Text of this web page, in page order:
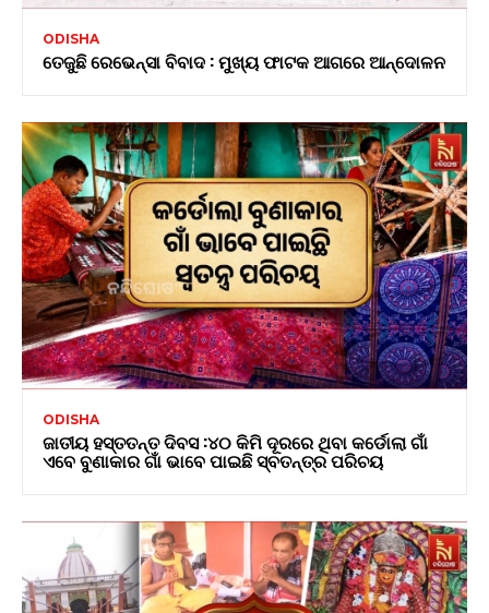
ODISHA
ତେଜୁଛି ରେଭେନ୍ସା ବିବାଦ : ମୁଖ୍ୟ ଫାଟକ ଆଗରେ ଆନ୍ଦୋଳନ
ODISHA
ଜାତୀୟ ହସ୍ତତନ୍ତ ଦିବସ :୪୦ କିମି ଦୂରରେ ଥିବା କର୍ଡୋଲା ଗାଁ
ଏବେ ବୁଣାକାର ଗାଁ ଭାବେ ପାଇଛି ସ୍ବତନ୍ତ୍ର ପରିଚୟ